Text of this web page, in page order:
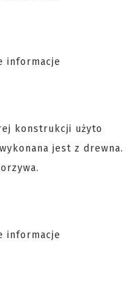
konstrukcji użyto
jest z drewna.